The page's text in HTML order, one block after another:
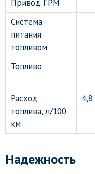
Привод ГРМ
Система
питания
топливом
Топливо
Расход
топлива, л/100
км
4,8
Надежность